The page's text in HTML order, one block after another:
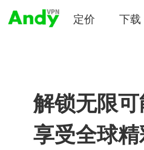
定价 下载
解锁无限可
享受全球精